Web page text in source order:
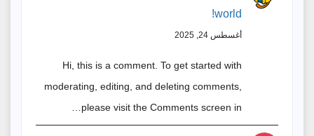
world!
أغسطس 24, 2025
Hi, this is a comment. To get started with
moderating, editing, and deleting comments,
please visit the Comments screen in…